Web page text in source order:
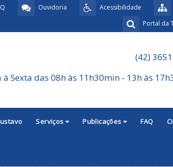
Acessibilidade
Ouvidoria
Portal da
(42)
à Sexta das 08h às 11h30min - 13h às
Serviços Publicações FAQ